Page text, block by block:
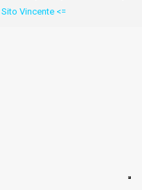
Vincente <=